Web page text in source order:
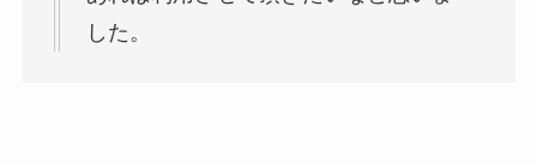
した。